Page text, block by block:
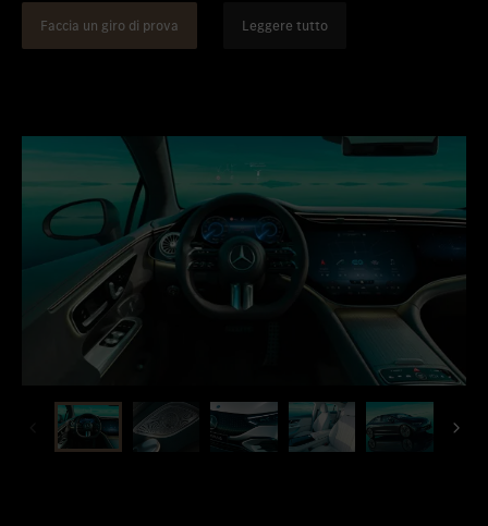
Faccia un giro di prova Leggere tutto